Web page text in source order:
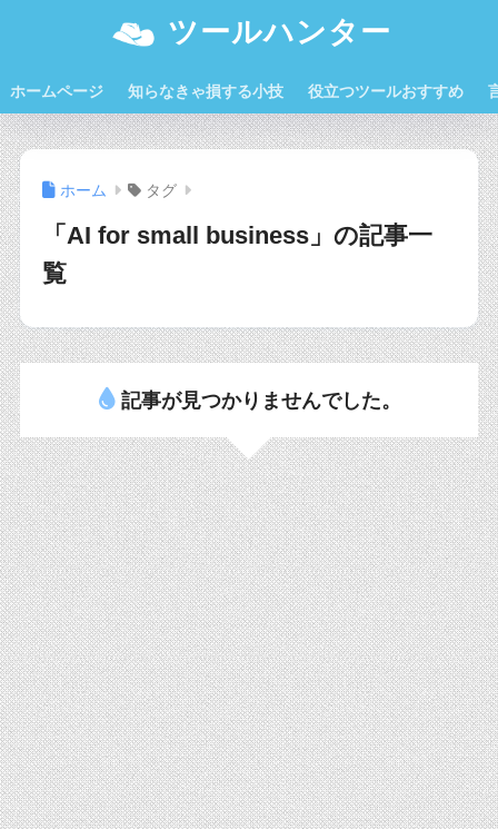
ツールハンター
ホームページ 知らなきゃ損する小技 役立つツールおすすめ
ホーム タグ
「AI for small business」の記事一
覧
記事が見つかりませんでした。